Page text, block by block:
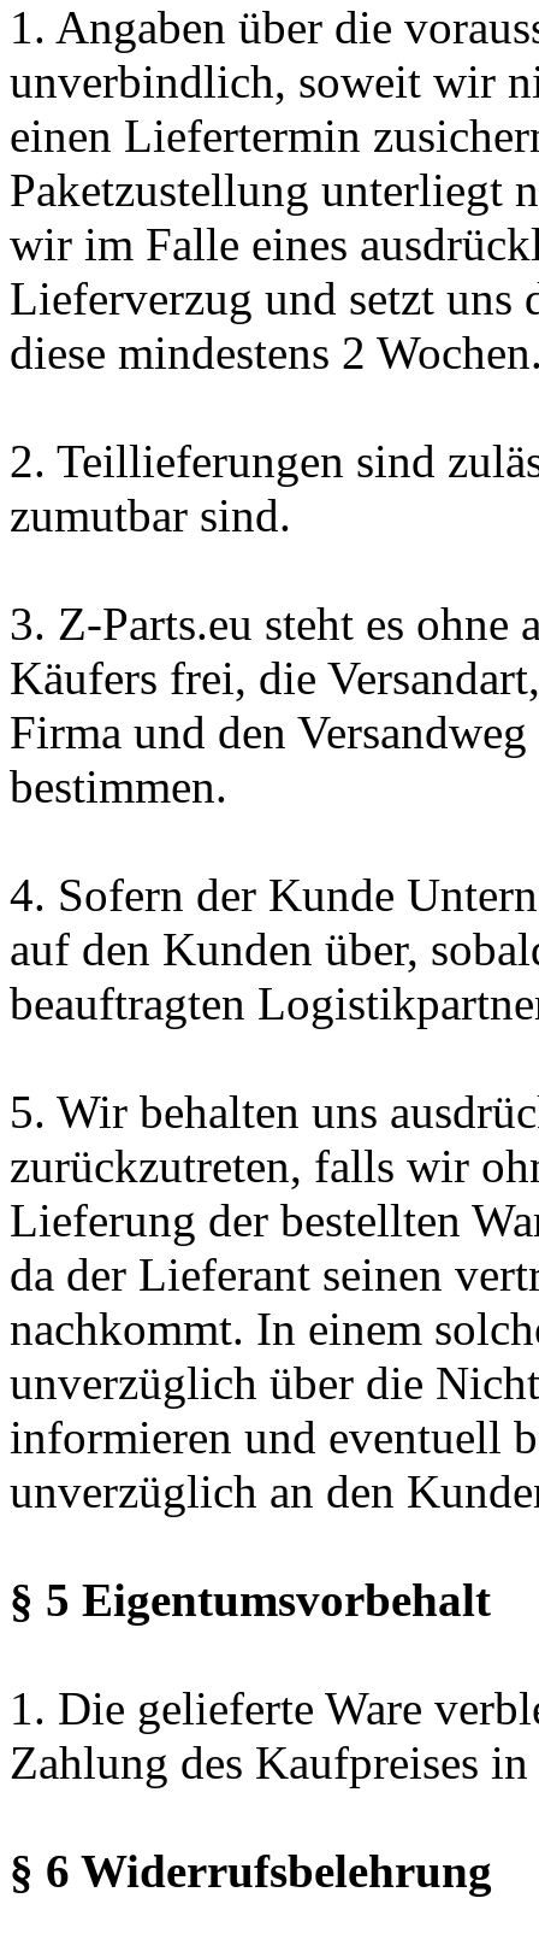
1. Angaben über die
unverbindlich, soweit wir
einen Liefertermin
Paketzustellung unterliegt
wir im Falle eines
Lieferverzug und setzt uns
diese mindestens 2
2. Teillieferungen sind
zumutbar sind.
3. Z-Parts.eu steht es ohne
Käufers frei, die
Firma und den
bestimmen.
4. Sofern der Kunde
auf den Kunden über,
beauftragten
5. Wir behalten uns
zurückzutreten, falls wir
Lieferung der bestellten
da der Lieferant seinen
nachkommt. In einem
unverzüglich über die
informieren und eventuell
unverzüglich an den
§ 5 Eigentumsvorbehalt
1. Die gelieferte Ware
Zahlung des Kaufpreises
§ 6 Widerrufsbelehrung